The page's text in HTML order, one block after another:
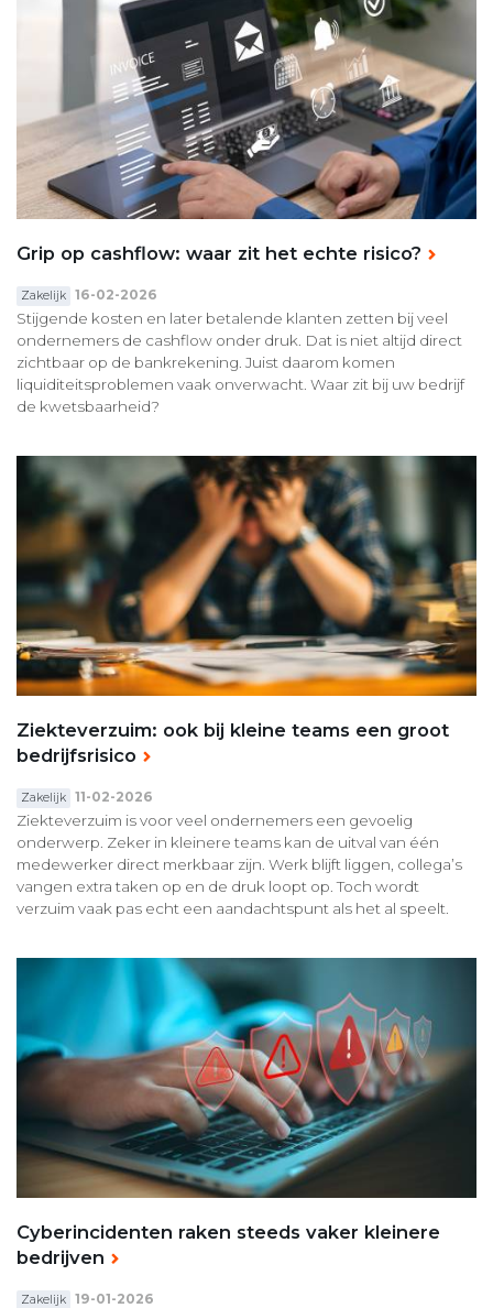
Grip op cashflow: waar zit het echte risico?
Zakelijk 16-02-2026
Stijgende kosten en later betalende klanten zetten bij veel
ondernemers de cashflow onder druk. Dat is niet altijd direct
zichtbaar op de bankrekening. Juist daarom komen
liquiditeitsproblemen vaak onverwacht. Waar zit bij uw bedrijf
de kwetsbaarheid?
Ziekteverzuim: ook bij kleine teams een groot
bedrijfsrisico
Zakelijk 11-02-2026
Ziekteverzuim is voor veel ondernemers een gevoelig
onderwerp. Zeker in kleinere teams kan de uitval van één
medewerker direct merkbaar zijn. Werk blijft liggen, collega’s
vangen extra taken op en de druk loopt op. Toch wordt
verzuim vaak pas echt een aandachtspunt als het al speelt.
Cyberincidenten raken steeds vaker kleinere
bedrijven
Zakelijk 19-01-2026